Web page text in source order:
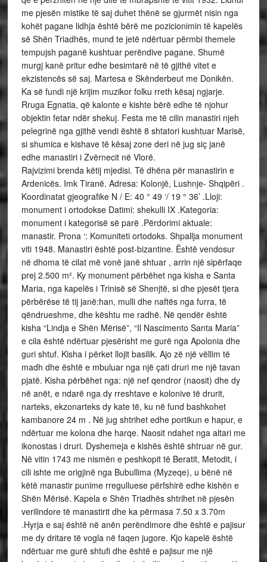
me pjesën mistike të saj duhet thënë se gjurmët nisin nga
kohët pagane lidhja është bërë me pozicionimin të kapelës
së Shën Triadhës, mund te jetë ndërtuar përmbi themele
tempujsh paganë kushtuar perëndive pagane. Shumë
murgj kanë pritur edhe besimtarë në të gjithë vitet e
ekzistencës së saj. Martesa e Skënderbeut me Donikën.
Ka së fundi një krijim muzikor folku rreth kësaj ngjarje.
Rruga Egnatia, që kalonte e kishte bërë edhe të njohur
objektin fetar ndër shekuj. Festa me të cilin manastiri njeh
pelegrinë nga gjithë vendi është 8 shtatori kushtuar Marisë,
si shumica e kishave të kësaj zone deri në jug siç janë
edhe manastiri i Zvërnecit në Vlorë.
Rajvizimi brenda këtij mjedisi. Të dhëna për manastirin e
Ardenicës. Imk Tiranë. Adresa: Kolonjë, Lushnje- Shqipëri .
Koordinatat gjeografike N / E: 40 ° 49 ‘/ 19 ° 36’ .Lloji:
monument i ortodokse Datimi: shekulli IX .Kategoria:
monument i kategorisë së parë .Përdorimi aktuale:
manastir. Prona ‘: Komuniteti ortodoks. Shpallja monument
viti 1948. Manastiri është post-bizantine. Është vendosur
në dhoma të cilat më vonë janë shtuar , arrin një sipërfaqe
prej 2.500 m². Ky monument përbëhet nga kisha e Santa
Maria, nga kapelës i Trinisë së Shenjtë, si dhe pjesët tjera
përbërëse të tij janë:han, mulli dhe naftës nga furra, të
qëndrueshme, dhe kështu me radhë. Në qendër është
kisha “Lindja e Shën Mërisë”, “Il Nascimento Santa Maria”
e cila është ndërtuar pjesërisht me gurë nga Apolonia dhe
guri shtuf. Kisha i përket llojit basilik. Ajo zë një vëllim të
madh dhe është e mbuluar nga një çati druri me një tavan
pjatë. Kisha përbëhet nga: një nef qendror (naosit) dhe dy
në anët, e ndarë nga dy rreshtave e kolonive të drurit,
narteks, ekzonarteks dy kate të, ku në fund bashkohet
kambanore 24 m . Në jug shtrihet edhe portikun e hapur, e
ndërtuar me kolona dhe harqe. Naosit ndahet nga altari me
ikonostas i druri. Dyshemeja e kishës është shtruar në gur.
Në vitin 1743 me nismën e peshkopit të Beratit, Metodit, i
cili ishte me origjinë nga Bubullima (Myzeqe), u bënë në
këtë manastir punime rregulluese përfshirë edhe kishën e
Shën Mërisë. Kapela e Shën Triadhës shtrihet në pjesën
verilindore të manastirit dhe ka përmasa 7.50 x 3.70m
.Hyrja e saj është në anën perëndimore dhe është e pajisur
me dy dritare të vogla në faqen jugore. Kjo kapelë është
ndërtuar me gurë shtufi dhe është e pajisur me një